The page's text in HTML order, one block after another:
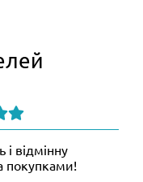
відмінну
покупками!